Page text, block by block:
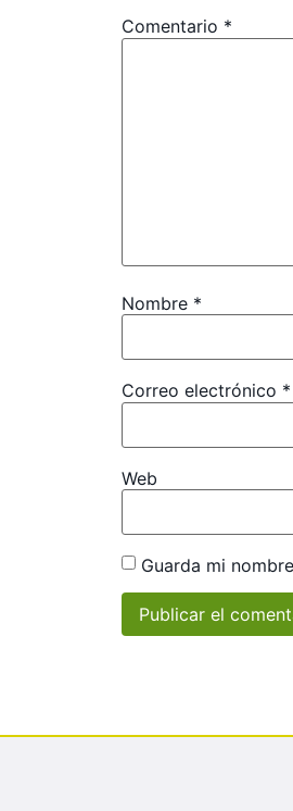
Comentario *
Nombre *
Correo electrónico *
Web
Guarda mi